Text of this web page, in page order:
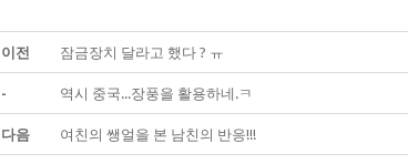
이전 잠금장치 달라고 했다 ? ㅠ
- 역시 중국...장풍을 활용하네.ㅋ
다음 여친의 쌩얼을 본 남친의 반응!!!